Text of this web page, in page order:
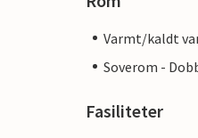
Varmt/kaldt
Soverom -
Fasiliteter